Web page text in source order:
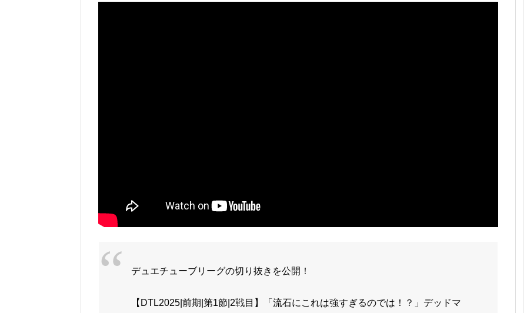
デュエチューブリーグの切り抜きを公開！
【DTL2025|前期|第1節|2戦目】「流石にこれは強すぎるのでは！？」デッドマ